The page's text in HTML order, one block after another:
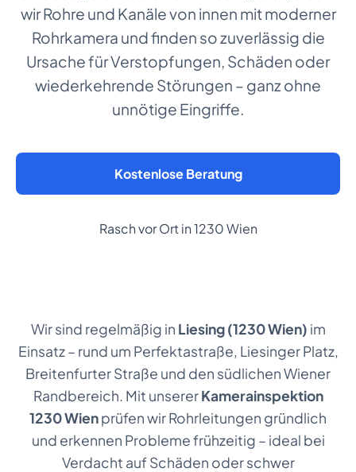
wir Rohre und Kanäle von innen mit moderner
Rohrkamera und finden so zuverlässig die
Ursache für Verstopfungen, Schäden oder
wiederkehrende Störungen – ganz ohne
unnötige Eingriffe.
Kostenlose Beratung
Rasch vor Ort in 1230 Wien
Wir sind regelmäßig in Liesing (1230 Wien) im
Einsatz – rund um Perfektastraße, Liesinger Platz,
Breitenfurter Straße und den südlichen Wiener
Randbereich. Mit unsererKamerainspektion
1230 Wienprüfen wir Rohrleitungen gründlich
und erkennen Probleme frühzeitig – ideal bei
Verdacht auf Schäden oder schwer